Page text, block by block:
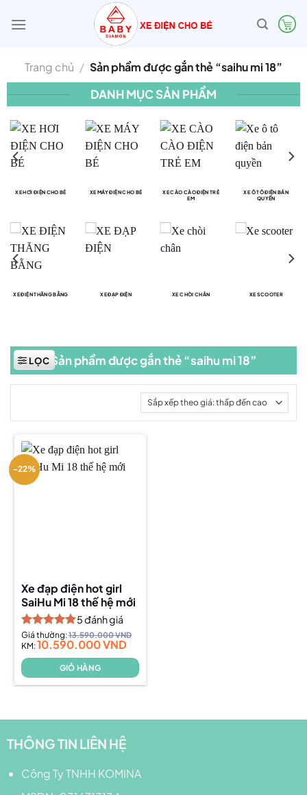
qua
Trang chủ / Sản phẩm được gắn thẻ “saihu mi 18”
DANH MỤC SẢN PHẨM
XE HƠI ĐIỆN CHO BÉ XE MÁY ĐIỆN CHO BÉ
XE CÀO CÀO ĐIỆN TRẺ
EM
XE Ô TÔ ĐIỆN BẢN
QUYỀN
XE ĐIỆN THĂNG BẰNG XE ĐẠP ĐIỆN XE CHÒI CHÂN XE SCOOTER
Sản phẩm được gắn thẻ “saihu mi 18”
LỌC
-22%
Xe đạp điện hot girl
SaiHu Mi 18 thế hệ mới
Được xếp
hạng4.80
5 sao
5đánh giá
Giá thường:13.590.000VND
KM:10.590.000VND
GIỎ HÀNG
THÔNG TIN LIÊN HỆ
Công Ty TNHH KOMINA